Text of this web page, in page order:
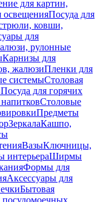
для картин,
освещенияПосуда для
ковши,
для
рулонные
Карнизы для
жалюзиПленки для
системыСтоловая
Посуда для горячих
Столовые
Предметы
ЗеркалаКашпо,
ВазыКлючницы,
интерьераШирмы
Формы для
Аксессуары для
Бытовая
посудомоечных